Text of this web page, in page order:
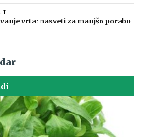
vrta: nasveti za manjšo porabo